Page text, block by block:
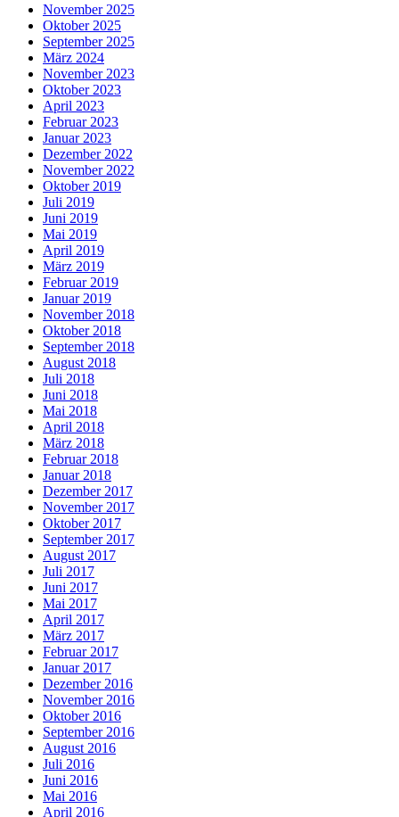
November 2025
Oktober 2025
September 2025
März 2024
November 2023
Oktober 2023
April 2023
Februar 2023
Januar 2023
Dezember 2022
November 2022
Oktober 2019
Juli 2019
Juni 2019
Mai 2019
April 2019
März 2019
Februar 2019
Januar 2019
November 2018
Oktober 2018
September 2018
August 2018
Juli 2018
Juni 2018
Mai 2018
April 2018
März 2018
Februar 2018
Januar 2018
Dezember 2017
November 2017
Oktober 2017
September 2017
August 2017
Juli 2017
Juni 2017
Mai 2017
April 2017
März 2017
Februar 2017
Januar 2017
Dezember 2016
November 2016
Oktober 2016
September 2016
August 2016
Juli 2016
Juni 2016
Mai 2016
April 2016